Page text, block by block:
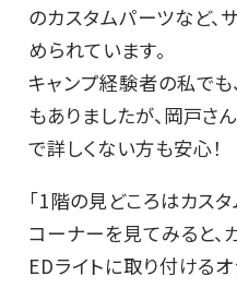
のカスタムパーツなど、
められています。
キャンプ経験者の私で
もありましたが、岡戸さ
で詳しくない方も安心！
「1階の見どころはカス
コーナーを見てみると
EDライトに取り付ける